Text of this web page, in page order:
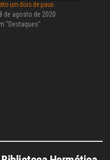
um dois de paus
de agosto de 2020
"Destaques"